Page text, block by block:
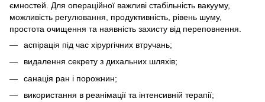
ємностей. Для операційної важливі стабільність вакууму,
можливість регулювання, продуктивність, рівень шуму,
простота очищення та наявність захисту від переповнення.
аспірація під час хірургічних втручань;
видалення секрету з дихальних шляхів;
санація ран і порожнин;
використання в реанімації та інтенсивній терапії;